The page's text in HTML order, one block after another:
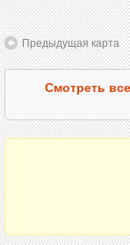
Предыдущая карта
Смотреть